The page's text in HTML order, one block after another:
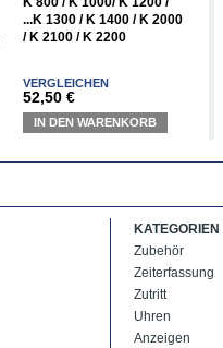
...K 1300 / K 1400 / K 2000
/ K 2100 / K 2200
VERGLEICHEN
52,50 €
IN DEN WARENKORB
KATEGORIEN
Zubehör
Zeiterfassung
Zutritt
Uhren
Anzeigen